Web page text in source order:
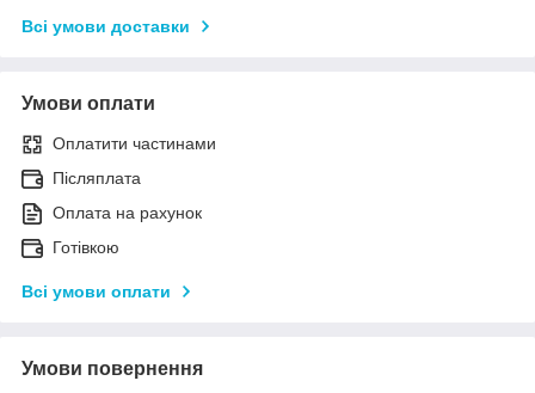
Всі умови доставки
Умови оплати
Оплатити частинами
Післяплата
Оплата на рахунок
Готівкою
Всі умови оплати
Умови повернення